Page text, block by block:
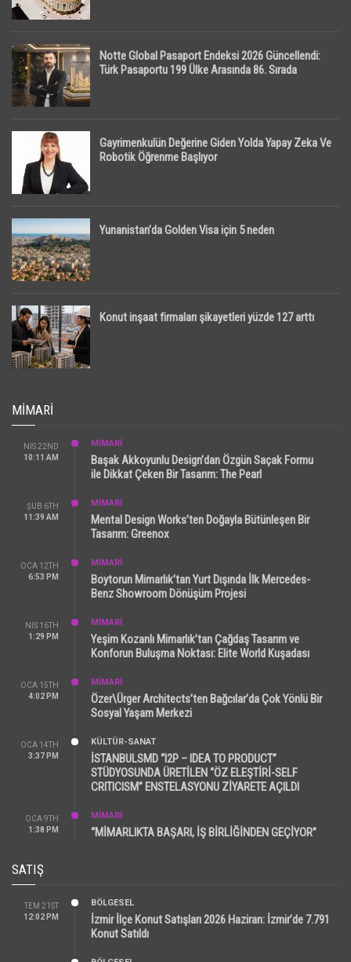
Notte Global Pasaport Endeksi 2026 Güncellendi:
Türk Pasaportu 199 Ülke Arasında 86. Sırada
Gayrimenkulün Değerine Giden Yolda Yapay Zeka Ve
Robotik Öğrenme Başlıyor
Yunanistan’da Golden Visa için 5 neden
Konut inşaat firmaları şikayetleri yüzde 127 arttı
MIMARI
NIS 22ND
10:11 AM
MİMARİ
Başak Akkoyunlu Design’dan Özgün Saçak Formu
ile Dikkat Çeken Bir Tasarım: The Pearl
ŞUB 6TH
11:39 AM
MİMARİ
Mental Design Works’ten Doğayla Bütünleşen Bir
Tasarım: Greenox
OCA 12TH
6:53 PM
MİMARİ
Boytorun Mimarlık’tan Yurt Dışında İlk Mercedes-
Benz Showroom Dönüşüm Projesi
NIS 16TH
1:29 PM
MİMARİ
Yeşim Kozanlı Mimarlık’tan Çağdaş Tasarım ve
Konforun Buluşma Noktası: Elite World Kuşadası
OCA 15TH
4:02 PM
MİMARİ
Özer\Ürger Architects’ten Bağcılar’da Çok Yönlü Bir
Sosyal Yaşam Merkezi
OCA 14TH
3:37 PM
KÜLTÜR-SANAT
İSTANBULSMD “I2P – IDEA TO PRODUCT”
STÜDYOSUNDA ÜRETİLEN “ÖZ ELEŞTİRİ-SELF
CRITICISM” ENSTELASYONU ZİYARETE AÇILDI
OCA 9TH
1:38 PM
MİMARİ
“MİMARLIKTA BAŞARI, İŞ BİRLİĞİNDEN GEÇİYOR”
SATIŞ
TEM 21ST
12:02 PM
BÖLGESEL
İzmir İlçe Konut Satışları 2026 Haziran: İzmir’de 7.791
Konut Satıldı